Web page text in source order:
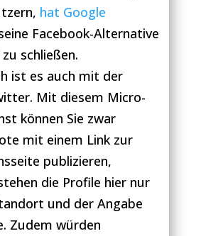
hat Google
Facebook-Alternative
schließen.
ist es auch mit der
Mit diesem Micro-
können Sie zwar
mit einem Link zur
publizieren,
die Profile hier nur
und der Angabe
Zudem würden